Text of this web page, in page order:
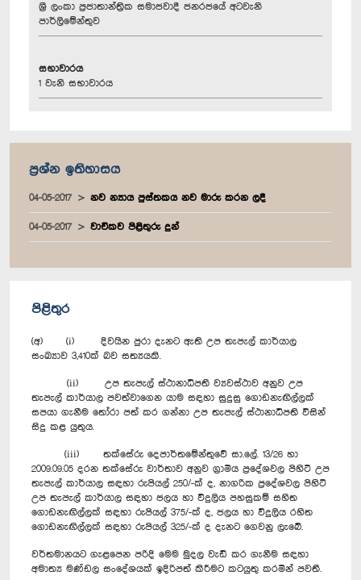
ශ්‍රී ලංකා ප්‍රජාතාන්ත්‍රික සමාජවාදී ජනරජයේ අටවැනි
පාර්ලිමේන්තුව
සභාවාරය
1 වැනි සභාවාරය
ප්‍රශ්න ඉතිහාසය
04-05-2017 නව න්‍යාය පුස්තකය නව මාරු කරන ලදී
04-05-2017 වාචිකව පිළිතුරු දුන්
පිළිතුර
(අ) (i) දිවයින පුරා දැනට ඇති උප තැපැල් කාර්යාල
සංඛ්‍යාව 3,410ක් බව සත්‍යයකි.
(ii) උප තැපැල් ස්ථානාධිපති ව්‍යවස්ථාව අනුව උප
තැපැල් කාර්යාල පවත්වාගෙන යාම සඳහා සුදුසු ගොඩනැඟිල්ලක්
සපයා ගැනීම තෝරා පත් කර ගන්නා උප තැපැල් ස්ථානාධිපති විසින්
සිදු කළ යුතුය.
(iii) තක්සේරු දෙපාර්තමේන්තුවේ සා.ලේ. 13/26 හා
2009.09.05 දරන තක්සේරු වාර්තාව අනුව ග්‍රාමීය ප්‍රදේශවල පිහිටි උප
තැපැල් කාර්යාල සඳහා රුපියල් 250/-ක් ද, නාගරික ප්‍රදේශවල පිහිටි
උප තැපැල් කාර්යාල සඳහා ජලය හා විදුලිය පහසුකම් සහිත
ගොඩනැඟිල්ලක් සඳහා රුපියල් 375/-ක් ද, ජලය හා විදුලිය රහිත
ගොඩනැඟිල්ලක් සඳහා රුපියල් 325/-ක් ද දැනට ගෙවනු ලැබේ.
වර්තමානයට ගැළපෙන පරිදි මෙම මුදල වැඩි කර ගැනීම සඳහා
අමාත්‍ය මණ්ඩල සංදේශයක් ඉදිරිපත් කිරීමට කටයුතු කරමින් පවතී.